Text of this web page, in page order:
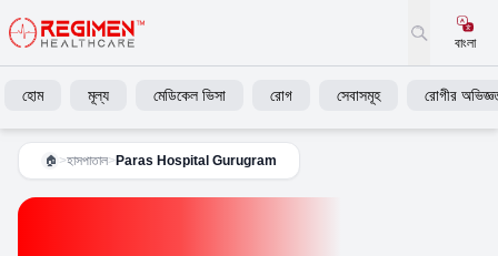
বাংলা
হোম মূল্য মেডিকেল ভিসা রোগ সেবাসমূহ রোগীর
🏠 >হাসপাতাল> Paras Hospital Gurugram